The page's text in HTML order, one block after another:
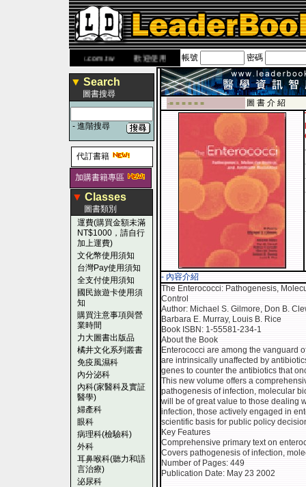
www.leaderbook.com.tw歡迎使用 國民旅遊卡！！
帳號 密碼
▼ Search
圖書搜尋
- 進階搜尋
代訂書籍
加購書籍專區
▼ Classes
圖書類別
運費(購買金額未滿
NT$1000，請自行
加上運費)
文化幣使用須知
台灣Pay使用須知
全支付使用須知
國民旅遊卡使用須
知
購買注意事項與營
業時間
力大圖書出版品
橘井文化系列叢書
免疫風濕科
內分泌科
內科(家醫科及實証
醫學)
婦產科
眼科
病理科(檢驗科)
外科
耳鼻喉科(聽力和語
言治療)
泌尿科
-■ ■ ■ ■ ■ ■
圖 書 介 紹
- 內容介紹
The Enterococci: Pathogenesis,
Control
Author: Michael S. Gilmore, Don B.
Barbara E. Murray, Louis B. Rice
Book ISBN: 1-55581-234-1
About the Book
Enterococci are among the vanguard
are intrinsically unaffected by
genes to counter the antibiotics that
This new volume offers a
pathogenesis of infection, molecular
will be of great value to those dealing
infection, those actively engaged in
scientific basis for public policy
Key Features
Comprehensive primary text on
Covers pathogenesis of infection,
Number of Pages: 449
Publication Date: May 23 2002